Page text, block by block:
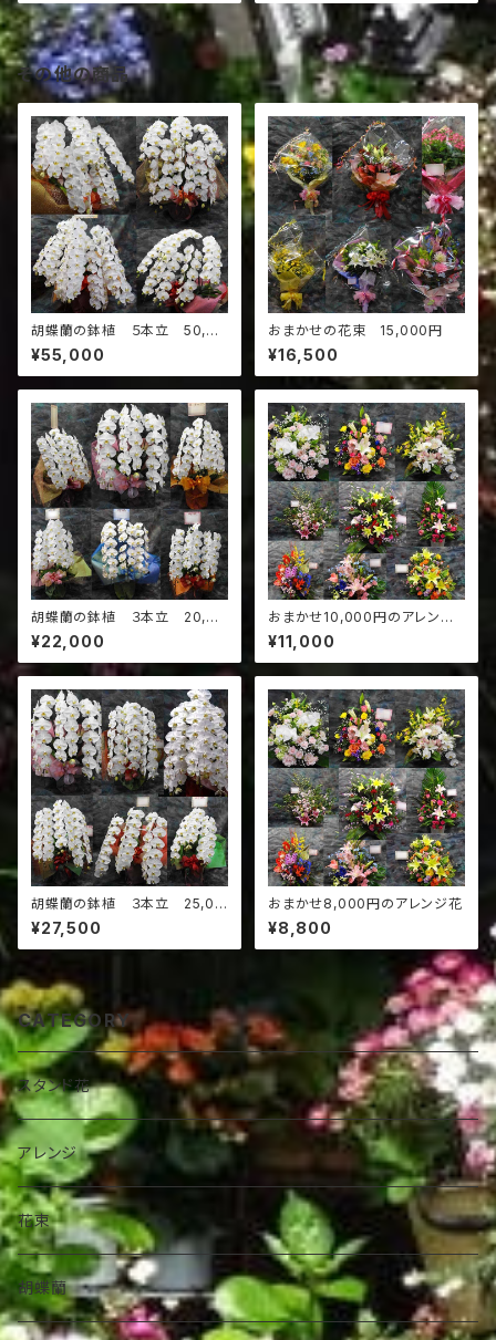
その他の商品
胡蝶蘭の鉢植 ５本立 50,00
0円
¥55,000
おまかせの花束 15,000円
¥16,500
胡蝶蘭の鉢植 ３本立 20,00
0円
¥22,000
おまかせ10,000円のアレンジ
花
¥11,000
胡蝶蘭の鉢植 ３本立 25,00
0円
¥27,500
おまかせ8,000円のアレンジ花
¥8,800
CATEGORY
スタンド花
アレンジ
花束
胡蝶蘭